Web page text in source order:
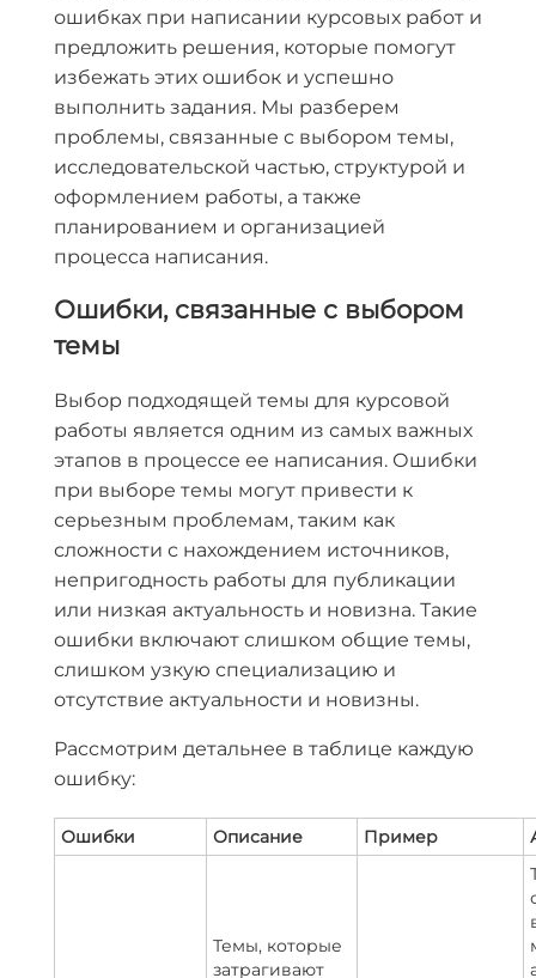
ошибках при написании курсовых работ и
предложить решения, которые помогут
избежать этих ошибок и успешно
выполнить задания. Мы разберем
проблемы, связанные с выбором темы,
исследовательской частью, структурой и
оформлением работы, а также
планированием и организацией
процесса написания.
Ошибки, связанные с выбором
темы
Выбор подходящей темы для курсовой
работы является одним из самых важных
этапов в процессе ее написания. Ошибки
при выборе темы могут привести к
серьезным проблемам, таким как
сложности с нахождением источников,
непригодность работы для публикации
или низкая актуальность и новизна. Такие
ошибки включают слишком общие темы,
слишком узкую специализацию и
отсутствие актуальности и новизны.
Рассмотрим детальнее в таблице каждую
ошибку:
Ошибки Описание Пример
Темы, которые
затрагивают